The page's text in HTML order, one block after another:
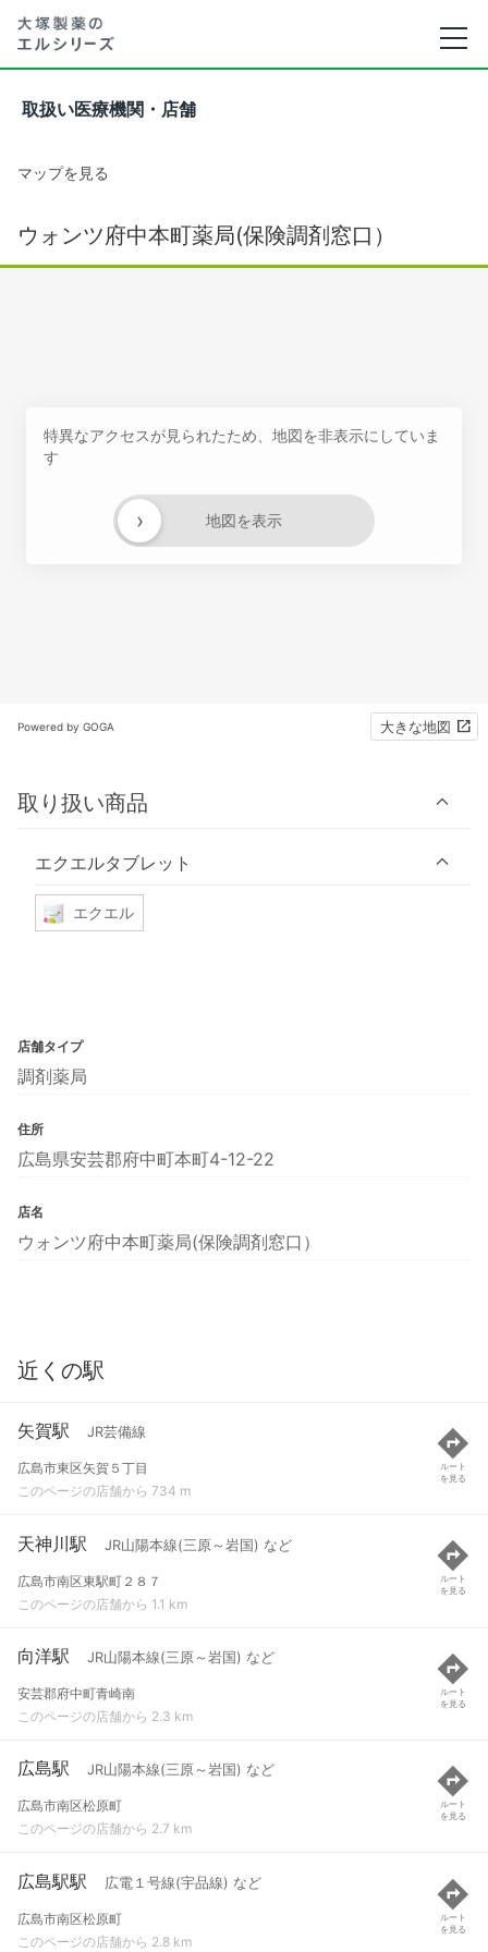
取扱い医療機関・店舗
マップを見る
ウォンツ府中本町薬局(保険調剤窓口）
特異なアクセスが見られたため、地図を非表示にしていま
す
地図を表示
›
Powered by GOGA 大きな地図
取り扱い商品
エクエルタブレット
エクエル
店舗タイプ
調剤薬局
住所
広島県安芸郡府中町本町4-12-22
店名
ウォンツ府中本町薬局(保険調剤窓口）
近くの駅
矢賀駅 JR芸備線
広島市東区矢賀５丁目
このページの店舗から 734 m
ルート
を見る
天神川駅 JR山陽本線(三原～岩国) など
広島市南区東駅町２８７
このページの店舗から 1.1 km
ルート
を見る
向洋駅 JR山陽本線(三原～岩国) など
安芸郡府中町青崎南
このページの店舗から 2.3 km
ルート
を見る
広島駅 JR山陽本線(三原～岩国) など
広島市南区松原町
このページの店舗から 2.7 km
ルート
を見る
広島駅駅 広電１号線(宇品線) など
広島市南区松原町
このページの店舗から 2.8 km
ルート
を見る